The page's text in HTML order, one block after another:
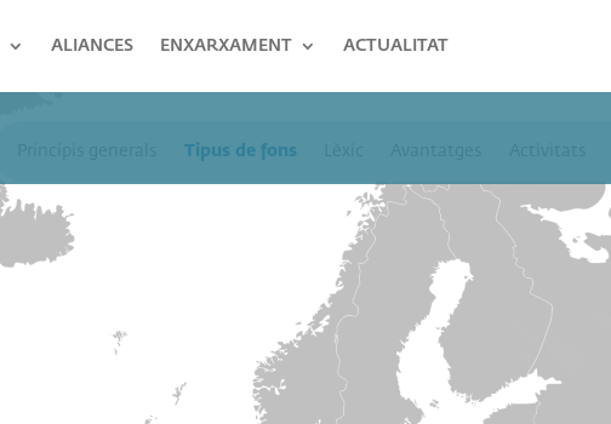
ALIANCES ENXARXAMENT ACTUALITAT
Tipus de fons